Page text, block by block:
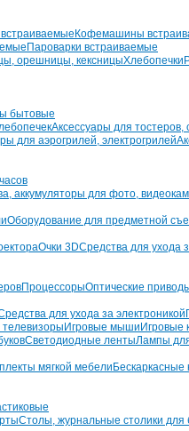
Кофемашины
Пароварки встраиваемые
орешницы, кексницыХлебопечки
бытовые
Аксессуары для тостеров,
для аэрогрилей, электрогрилей
аккумуляторы для фото,
Оборудование для предметной
Очки 3DСредства для ухода
ПроцессорыОптические
для ухода за электроникой
телевизоры Игровые мыши Игровые
Светодиодные лентыЛампы
мягкой мебели
Столы, журнальные столики для